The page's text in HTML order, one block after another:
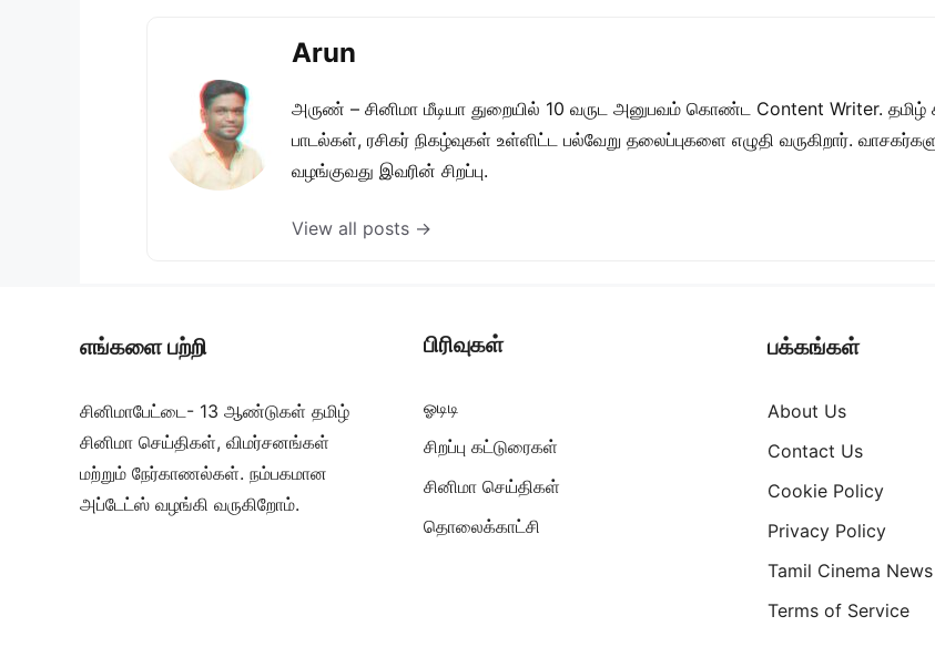
Arun
அருண் – சினிமா மீடியா துறையில் 10 வருட அனுபவம் கொண்ட Content Writer. தமிழ்
பாடல்கள், ரசிகர் நிகழ்வுகள் உள்ளிட்ட பல்வேறு தலைப்புகளை எழுதி வருகிறார்.
வழங்குவது இவரின் சிறப்பு.
View all posts →
எங்களை பற்றி
சினிமாபேட்டை- 13 ஆண்டுகள் தமிழ்
சினிமா செய்திகள், விமர்சனங்கள்
மற்றும் நேர்காணல்கள். நம்பகமான
அப்டேட்ஸ் வழங்கி வருகிறோம்.
பிரிவுகள்
ஓடிடி
சிறப்பு கட்டுரைகள்
சினிமா செய்திகள்
தொலைக்காட்சி
பக்கங்கள்
About Us
Contact Us
Cookie Policy
Privacy Policy
Tamil Cinema News
Terms of Service